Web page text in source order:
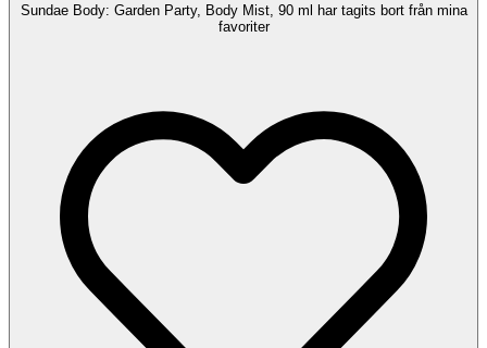
Sundae Body: Garden Party, Body Mist, 90 ml har tagits bort från mina
favoriter